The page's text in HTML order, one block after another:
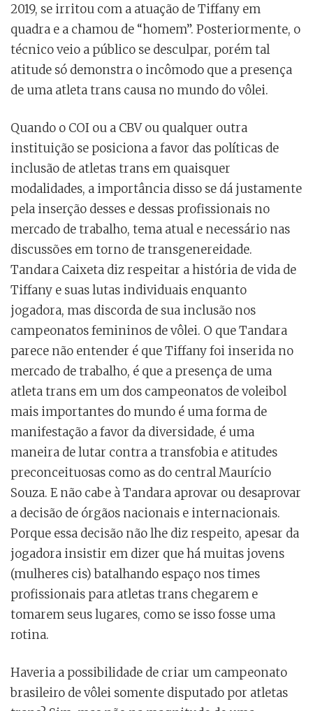
2019, se irritou com a atuação de Tiffany em
quadra e a chamou de “homem”. Posteriormente, o
técnico veio a público se desculpar, porém tal
atitude só demonstra o incômodo que a presença
de uma atleta trans causa no mundo do vôlei.
Quando o COI ou a CBV ou qualquer outra
instituição se posiciona a favor das políticas de
inclusão de atletas trans em quaisquer
modalidades, a importância disso se dá justamente
pela inserção desses e dessas profissionais no
mercado de trabalho, tema atual e necessário nas
discussões em torno de transgenereidade.
Tandara Caixeta diz respeitar a história de vida de
Tiffany e suas lutas individuais enquanto
jogadora, mas discorda de sua inclusão nos
campeonatos femininos de vôlei. O que Tandara
parece não entender é que Tiffany foi inserida no
mercado de trabalho, é que a presença de uma
atleta trans em um dos campeonatos de voleibol
mais importantes do mundo é uma forma de
manifestação a favor da diversidade, é uma
maneira de lutar contra a transfobia e atitudes
preconceituosas como as do central Maurício
Souza. E não cabe à Tandara aprovar ou desaprovar
a decisão de órgãos nacionais e internacionais.
Porque essa decisão não lhe diz respeito, apesar da
jogadora insistir em dizer que há muitas jovens
(mulheres cis) batalhando espaço nos times
profissionais para atletas trans chegarem e
tomarem seus lugares, como se isso fosse uma
rotina.
Haveria a possibilidade de criar um campeonato
brasileiro de vôlei somente disputado por atletas